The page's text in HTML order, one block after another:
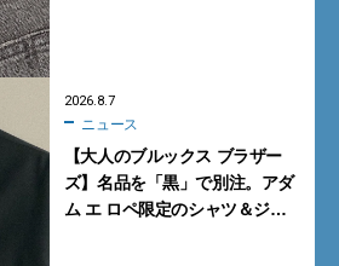
2026.8.7
ニュース
【大人のブルックス ブラザー
ズ】名品を「黒」で別注。アダ
ム エ ロペ限定のシャツ＆ジャ